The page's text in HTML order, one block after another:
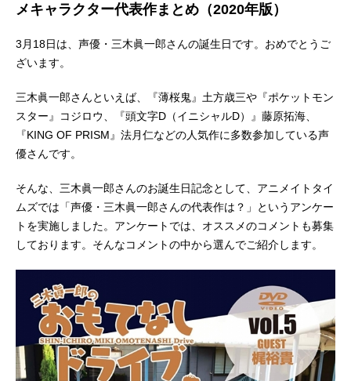
メキャラクター代表作まとめ（2020年版）
3月18日は、声優・三木眞一郎さんの誕生日です。おめでとうご
ざいます。
三木眞一郎さんといえば、『薄桜鬼』土方歳三や『ポケットモン
スター』コジロウ、『頭文字D（イニシャルD）』藤原拓海、
『KING OF PRISM』法月仁などの人気作に多数参加している声
優さんです。
そんな、三木眞一郎さんのお誕生日記念として、アニメイトタイ
ムズでは「声優・三木眞一郎さんの代表作は？」というアンケー
トを実施しました。アンケートでは、オススメのコメントも募集
しております。そんなコメントの中から選んでご紹介します。